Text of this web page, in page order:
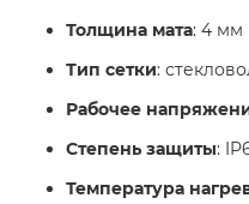
Толщина мата: 4 мм
Тип сетки:
Рабочее
Степень защиты:
Температура